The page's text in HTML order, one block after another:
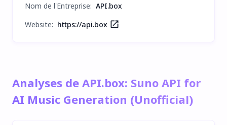
Nom de l'Entreprise: API.box
Website: https://api.box
Analyses de API.box: Suno API for
AI Music Generation (Unofficial)